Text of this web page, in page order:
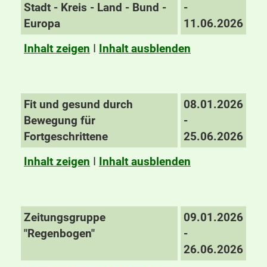
Stadt - Kreis - Land - Bund -
Europa
-
11.06.2026
Inhalt zeigen I Inhalt ausblenden
Fit und gesund durch
Bewegung für
Fortgeschrittene
08.01.2026
-
25.06.2026
Inhalt zeigen I Inhalt ausblenden
Zeitungsgruppe
"Regenbogen"
09.01.2026
-
26.06.2026